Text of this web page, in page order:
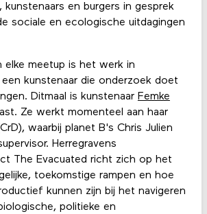
kunstenaars en burgers in gesprek
sociale en ecologische uitdagingen
elke meetup is het werk in
kunstenaar die onderzoek doet
Ditmaal is kunstenaar Femke
Ze werkt momenteel aan haar
waarbij planet B's Chris Julien
Herregravens
The Evacuated richt zich op het
toekomstige rampen en hoe
kunnen zijn bij het navigeren
politieke en